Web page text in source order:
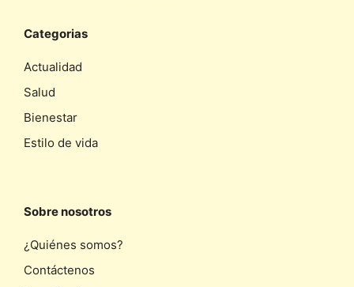
Categorias
Actualidad
Salud
Bienestar
Estilo de vida
Sobre nosotros
¿Quiénes somos?
Contáctenos